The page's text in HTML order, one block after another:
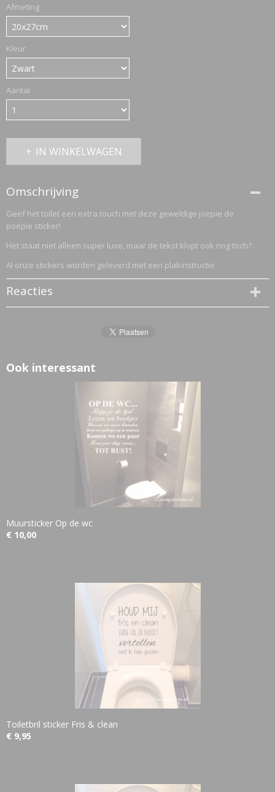
Afmeting
Kleur
Aantal
IN WINKELWAGEN
Omschrijving
Geef het toilet een extra touch met deze geweldige joepie de
poepie sticker!
Het staat niet alleen super luxe, maar de tekst klopt ook nog toch?
Al onze stickers worden geleverd met een plakinstructie
Reacties
Ook interessant
Muursticker Op de wc
€ 10,00
Toiletbril sticker Fris & clean
€ 9,95